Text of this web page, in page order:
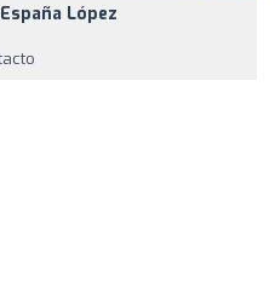
López